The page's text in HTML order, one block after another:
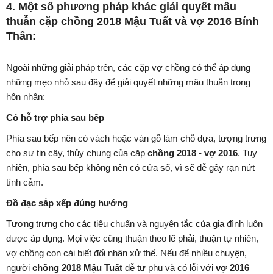
4. Một số phương pháp khác giải quyết mâu
thuẫn cặp chồng 2018 Mậu Tuất và vợ 2016 Bính
Thân:
Ngoài những giải pháp trên, các cặp vợ chồng có thể áp dụng
những mẹo nhỏ sau đây để giải quyết những mâu thuẫn trong
hôn nhân:
Có hỗ trợ phía sau bếp
Phía sau bếp nên có vách hoặc ván gỗ làm chỗ dựa, tượng trưng
cho sự tin cậy, thủy chung của cặp chồng 2018 - vợ 2016. Tuy
nhiên, phía sau bếp không nên có cửa sổ, vì sẽ dễ gây rạn nứt
tình cảm.
Đồ đạc sắp xếp đúng hướng
Tượng trưng cho các tiêu chuẩn và nguyên tắc của gia đình luôn
được áp dụng. Mọi việc cũng thuận theo lẽ phải, thuận tự nhiên,
vợ chồng con cái biết đối nhân xử thế. Nếu để nhiều chuyện,
người chồng 2018 Mậu Tuất dễ tự phụ và có lỗi với vợ 2016